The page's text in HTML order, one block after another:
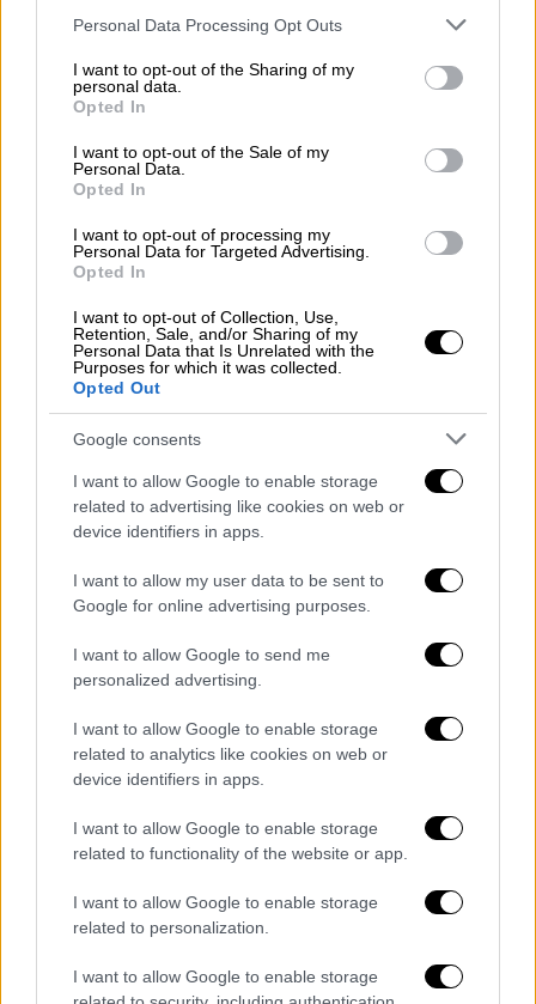
Please note that this website/app uses one or more Google
not limited to your visit or usage behaviour. You may click to
grant or deny consent to Google and its third-party tags to
use your data for below specified purposes in below Google
consent section.
Personal Data Processing Opt Outs
I want to opt-out of the Sharing of my
personal data.
Opted In
I want to opt-out of the Sale of my
Personal Data.
Opted In
I want to opt-out of processing my
Personal Data for Targeted Advertising.
Opted In
I want to opt-out of Collection, Use,
Retention, Sale, and/or Sharing of my
Personal Data that Is Unrelated with the
Purposes for which it was collected.
Opted Out
Google consents
I want to allow Google to enable storage
related to advertising like cookies on web or
device identifiers in apps.
I want to allow my user data to be sent to
Google for online advertising purposes.
I want to allow Google to send me
personalized advertising.
I want to allow Google to enable storage
related to analytics like cookies on web or
device identifiers in apps.
I want to allow Google to enable storage
related to functionality of the website or app.
I want to allow Google to enable storage
related to personalization.
I want to allow Google to enable storage
Ο θρύλος της heavy metal σκηνής άφησε την
ηλικία 76 ετών. Σύμφωνα με τις πρώτες
πληροφορίες, στο σημείο κλήθηκε
ελικόπτερο, με τους διασώστες να δίνουν
μάχη για περίπου δύο ώρες ώστε να τον
κρατήσουν στη ζωή.
Τελικά, στις 11:17 π.μ., ο αγαπημένος
καλλιτέχνης έφυγε από τη ζωή, λίγες μόλις
εβδομάδες μετά την τελευταία του συναυλία